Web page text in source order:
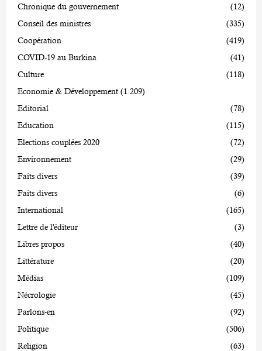
Chronique du gouvernement
(12)
Conseil des ministres
(335)
Coopération
(419)
COVID-19 au Burkina
(41)
Culture
(118)
Economie & Développement (1 209)
Editorial
(78)
Education
(115)
Elections couplées 2020
(72)
Environnement
(29)
Faits divers
(39)
Faits divers
(6)
International
(165)
Lettre de l'éditeur
(3)
Libres propos
(40)
Littérature
(20)
Médias
(109)
Nécrologie
(45)
Parlons-en
(92)
Politique
(506)
Religion
(63)